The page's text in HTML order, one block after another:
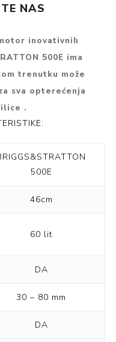
NAS
inovativnih
500E ima
trenutku može
sva opterećenja
.
500E
46cm
60 lit
DA
30 – 80 mm
DA